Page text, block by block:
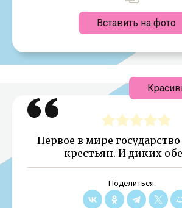
Вставить на фото
Первое в мире
крестьян. И диких
Поделиться: